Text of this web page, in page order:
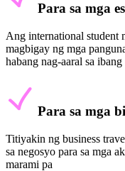
Para sa mga
Ang international student
magbigay ng mga
habang nag-aaral sa ibang
Para sa mga
Titiyakin ng business
sa negosyo para sa mga
marami pa